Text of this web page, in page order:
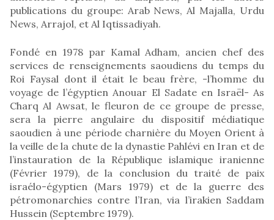
publications du groupe: Arab News, Al Majalla, Urdu
News, Arrajol, et Al Iqtissadiyah.
Fondé en 1978 par Kamal Adham, ancien chef des
services de renseignements saoudiens du temps du
Roi Faysal dont il était le beau frère, -l’homme du
voyage de l’égyptien Anouar El Sadate en Israël- As
Charq Al Awsat, le fleuron de ce groupe de presse,
sera la pierre angulaire du dispositif médiatique
saoudien à une période charnière du Moyen Orient à
la veille de la chute de la dynastie Pahlévi en Iran et de
l’instauration de la République islamique iranienne
(Février 1979), de la conclusion du traité de paix
israélo-égyptien (Mars 1979) et de la guerre des
pétromonarchies contre l’Iran, via l’irakien Saddam
Hussein (Septembre 1979).